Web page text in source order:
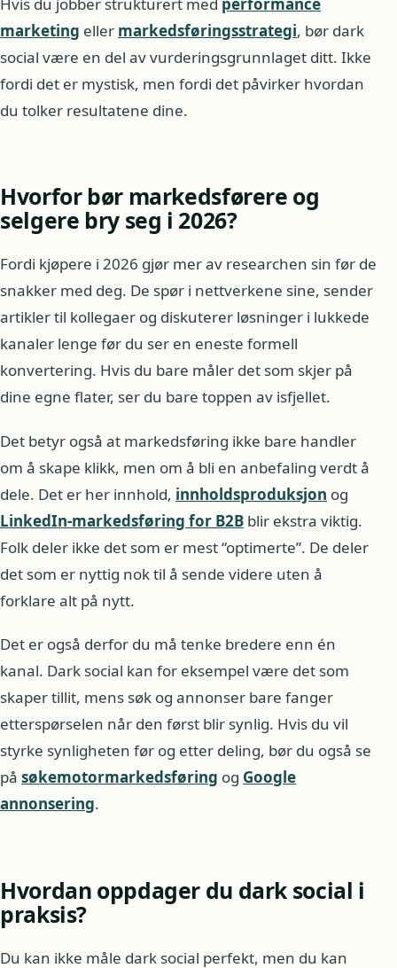
Hvis du jobber strukturert med performance
marketing eller markedsføringsstrategi, bør dark
social være en del av vurderingsgrunnlaget ditt. Ikke
fordi det er mystisk, men fordi det påvirker hvordan
du tolker resultatene dine.
Hvorfor bør markedsførere og
selgere bry seg i 2026?
Fordi kjøpere i 2026 gjør mer av researchen sin før de
snakker med deg. De spør i nettverkene sine, sender
artikler til kollegaer og diskuterer løsninger i lukkede
kanaler lenge før du ser en eneste formell
konvertering. Hvis du bare måler det som skjer på
dine egne flater, ser du bare toppen av isfjellet.
Det betyr også at markedsføring ikke bare handler
om å skape klikk, men om å bli en anbefaling verdt å
dele. Det er her innhold, innholdsproduksjon og
LinkedIn-markedsføring for B2B blir ekstra viktig.
Folk deler ikke det som er mest “optimerte”. De deler
det som er nyttig nok til å sende videre uten å
forklare alt på nytt.
Det er også derfor du må tenke bredere enn én
kanal. Dark social kan for eksempel være det som
skaper tillit, mens søk og annonser bare fanger
etterspørselen når den først blir synlig. Hvis du vil
styrke synligheten før og etter deling, bør du også se
på søkemotormarkedsføring og Google
annonsering.
Hvordan oppdager du dark social i
praksis?
Du kan ikke måle dark social perfekt, men du kan